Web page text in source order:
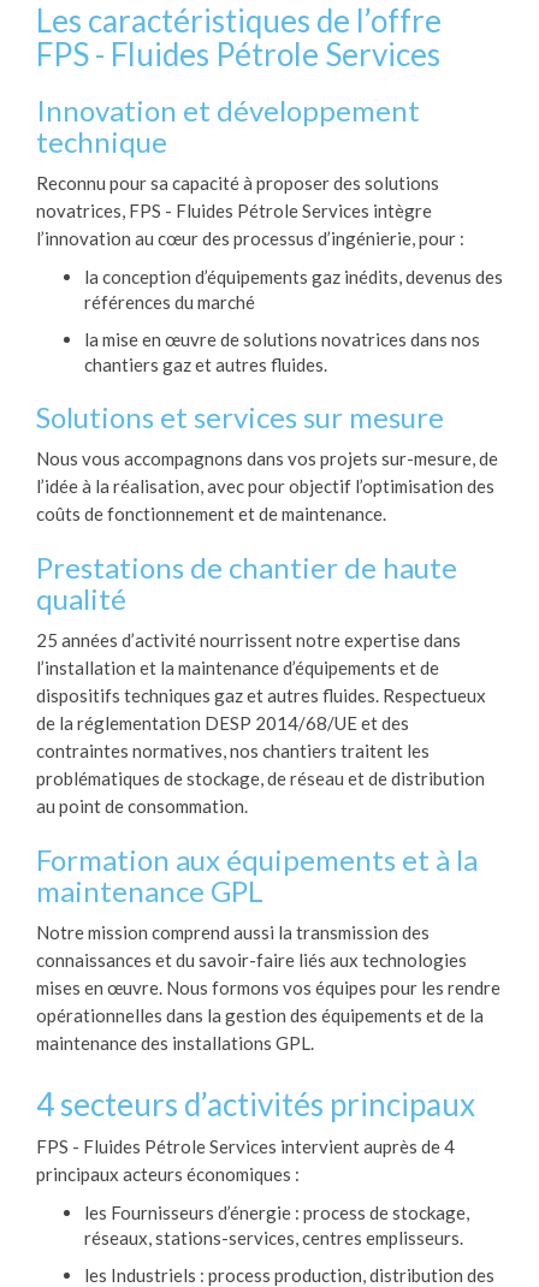
Les caractéristiques de l’offre
FPS - Fluides Pétrole Services
Innovation et développement
technique
Reconnu pour sa capacité à proposer des solutions
novatrices, FPS - Fluides Pétrole Services intègre
l’innovation au cœur des processus d’ingénierie, pour :
la conception d’équipements gaz inédits, devenus des
références du marché
la mise en œuvre de solutions novatrices dans nos
chantiers gaz et autres fluides.
Solutions et services sur mesure
Nous vous accompagnons dans vos projets sur-mesure, de
l’idée à la réalisation, avec pour objectif l’optimisation des
coûts de fonctionnement et de maintenance.
Prestations de chantier de haute
qualité
25 années d’activité nourrissent notre expertise dans
l’installation et la maintenance d’équipements et de
dispositifs techniques gaz et autres fluides. Respectueux
de la réglementation DESP 2014/68/UE et des
contraintes normatives, nos chantiers traitent les
problématiques de stockage, de réseau et de distribution
au point de consommation.
Formation aux équipements et à la
maintenance GPL
Notre mission comprend aussi la transmission des
connaissances et du savoir-faire liés aux technologies
mises en œuvre. Nous formons vos équipes pour les rendre
opérationnelles dans la gestion des équipements et de la
maintenance des installations GPL.
4 secteurs d’activités principaux
FPS - Fluides Pétrole Services intervient auprès de 4
principaux acteurs économiques :
les Fournisseurs d’énergie : process de stockage,
réseaux, stations-services, centres emplisseurs.
les Industriels : process production, distribution des